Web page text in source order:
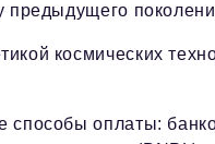
предыдущего
космических
оплаты: